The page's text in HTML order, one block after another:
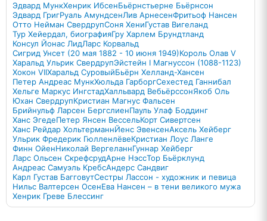
Эдвард МункХенрик ИбсенБьёрнстьерне Бьёрнсон
Эдвард ГригРуаль АмундсенЛив АрнесенФритьоф Нансен
Отто Нейман СвердрупСоня ХениГустав Вигеланд
Тур Хейердал, биографияГру Харлем Брундтланд
Консул Йонас ЛидЛарс Корвальд
Сигрид Унсет (20 мая 1882 - 10 июня 1949)Король Олав V
Харальд Ульрик СвердрупЭйстейн I Магнуссон (1088-1123)
Хокон VIIХаральд СуровыйБьёрн Хелланд-Хансен
Петер Андреас МункХюльда ГарборгСехестед Ганнибал
Хельге Маркус ИнгстадХалльвард ВебьёрссонЯкоб Оль
Юхан СвердрупКристиан Магнус Фальсен
Брийнульф Ларсен БергслиенПауль Улаф Боддинг
Ханс ЭгедеПетер Янсен ВессельКорт Сивертсен
Ханс Рейдар ХольтерманнЙенс ЭвенсенАксель Хейберг
Ульрик Фредерик ГюлленлёвеКристиан Лоус Ланге
Финн ОйенНиколай ВергеланнГуннар Хейберг
Ларс Ольсен СкрефсрудАрне НэссТор Бьёрклунд
Андреас Самуэль КребсАндерс Сандвиг
Карл Густав БагговутСестры Лассон - художник и певица
Нильс Валтерсен ОсенЕва Нансен – в тени великого мужа
Хенрик Греве Блессинг